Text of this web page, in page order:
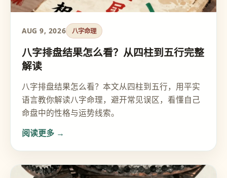
AUG 9, 2026 八字命理
八字排盘结果怎么看？从四柱到五行完整
解读
八字排盘结果怎么看？本文从四柱到五行，用平实
语言教你解读八字命理，避开常见误区，看懂自己
命盘中的性格与运势线索。
阅读更多 →